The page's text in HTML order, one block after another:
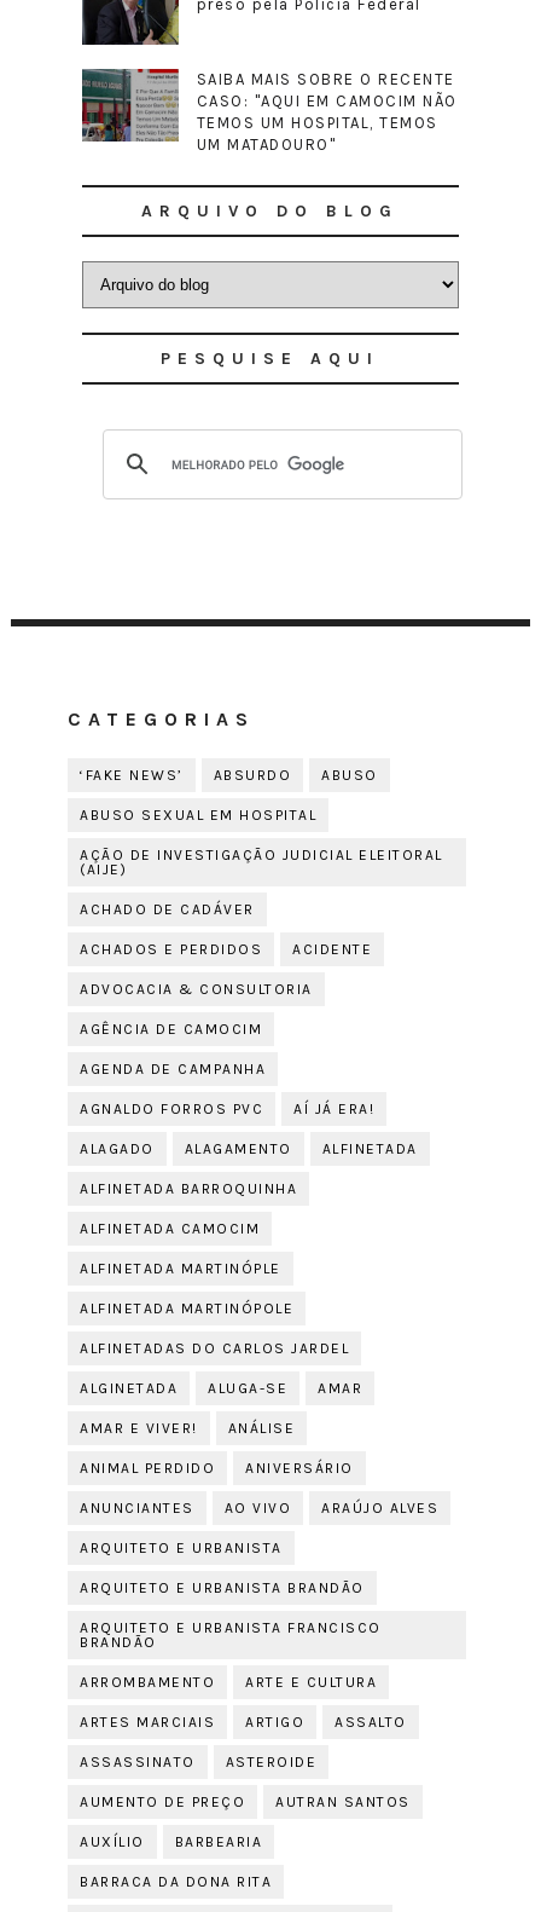
preso pela Polícia Federal
SAIBA MAIS SOBRE O RECENTE
CASO: "AQUI EM CAMOCIM NÃO
TEMOS UM HOSPITAL, TEMOS
UM MATADOURO"
ARQUIVO DO BLOG
PESQUISE AQUI
CATEGORIAS
‘FAKE NEWS’ ABSURDO ABUSO
ABUSO SEXUAL EM HOSPITAL
AÇÃO DE INVESTIGAÇÃO JUDICIAL ELEITORAL
(AIJE)
ACHADO DE CADÁVER
ACHADOS E PERDIDOS ACIDENTE
ADVOCACIA & CONSULTORIA
AGÊNCIA DE CAMOCIM
AGENDA DE CAMPANHA
AGNALDO FORROS PVC AÍ JÁ ERA!
ALAGADO ALAGAMENTO ALFINETADA
ALFINETADA BARROQUINHA
ALFINETADA CAMOCIM
ALFINETADA MARTINÓPLE
ALFINETADA MARTINÓPOLE
ALFINETADAS DO CARLOS JARDEL
ALGINETADA ALUGA-SE AMAR
AMAR E VIVER! ANÁLISE
ANIMAL PERDIDO ANIVERSÁRIO
ANUNCIANTES AO VIVO ARAÚJO ALVES
ARQUITETO E URBANISTA
ARQUITETO E URBANISTA BRANDÃO
ARQUITETO E URBANISTA FRANCISCO
BRANDÃO
ARROMBAMENTO ARTE E CULTURA
ARTES MARCIAIS ARTIGO ASSALTO
ASSASSINATO ASTEROIDE
AUMENTO DE PREÇO AUTRAN SANTOS
AUXÍLIO BARBEARIA
BARRACA DA DONA RITA